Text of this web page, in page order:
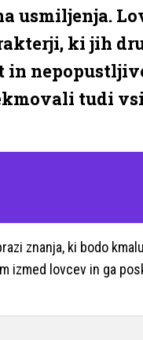
usmiljenja.
ki jih
in
tudi
znanja, ki bodo
izmed lovcev in ga